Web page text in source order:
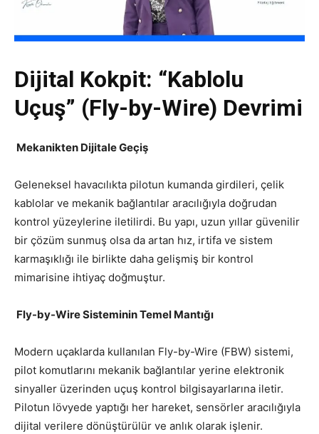
Dijital Kokpit: “Kablolu
Uçuş” (Fly-by-Wire) Devrimi
Mekanikten Dijitale Geçiş
Geleneksel havacılıkta pilotun kumanda girdileri, çelik
kablolar ve mekanik bağlantılar aracılığıyla doğrudan
kontrol yüzeylerine iletilirdi. Bu yapı, uzun yıllar güvenilir
bir çözüm sunmuş olsa da artan hız, irtifa ve sistem
karmaşıklığı ile birlikte daha gelişmiş bir kontrol
mimarisine ihtiyaç doğmuştur.
Fly-by-Wire Sisteminin Temel Mantığı
Modern uçaklarda kullanılan Fly-by-Wire (FBW) sistemi,
pilot komutlarını mekanik bağlantılar yerine elektronik
sinyaller üzerinden uçuş kontrol bilgisayarlarına iletir.
Pilotun lövyede yaptığı her hareket, sensörler aracılığıyla
dijital verilere dönüştürülür ve anlık olarak işlenir.